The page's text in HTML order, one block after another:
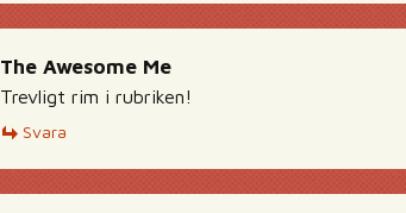
The Awesome Me
Trevligt rim i rubriken!
Svara